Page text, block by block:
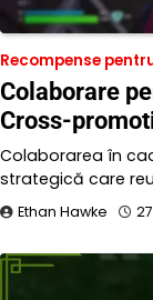
Recompense
Colaborare
Cross-
Colaborarea în
strategică care
Ethan Hawke